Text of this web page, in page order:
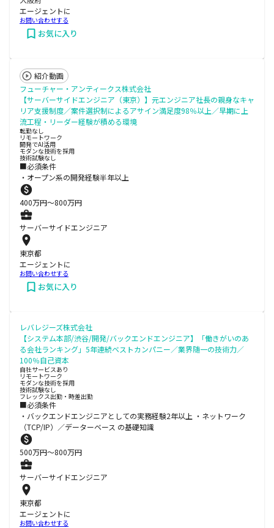
エージェントに
お問い合わせする
お気に入り
紹介動画
フューチャー・アンティークス株式会社
【サーバーサイドエンジニア（東京）】元エンジニア社長の親身なキャ
リア支援制度／案件選択制によるアサイン満足度98％以上／早期に上
流工程・リーダー経験が積める環境
転勤なし
リモートワーク
開発でAI活用
モダンな技術を採用
技術試験なし
■必須条件
・オープン系の開発経験半年以上
400万円〜800万円
サーバーサイドエンジニア
東京都
エージェントに
お問い合わせする
お気に入り
レバレジーズ株式会社
【システム本部/渋谷/開発/バックエンドエンジニア】「働きがいのあ
る会社ランキング」5年連続ベストカンパニー／業界随一の技術力／
100％自己資本
自社サービスあり
リモートワーク
モダンな技術を採用
技術試験なし
フレックス出勤・時差出勤
■必須条件
・バックエンドエンジニアとしての実務経験2年以上 ・ネットワーク
（TCP/IP）／データーベース の基礎知識
500万円〜800万円
サーバーサイドエンジニア
東京都
エージェントに
お問い合わせする